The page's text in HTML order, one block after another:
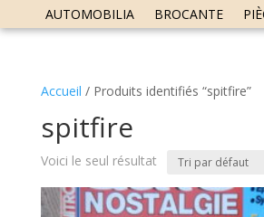
AUTOMOBILIA
BROCANTE
Accueil / Produits identifiés “spitfire”
spitfire
Voici le seul résultat